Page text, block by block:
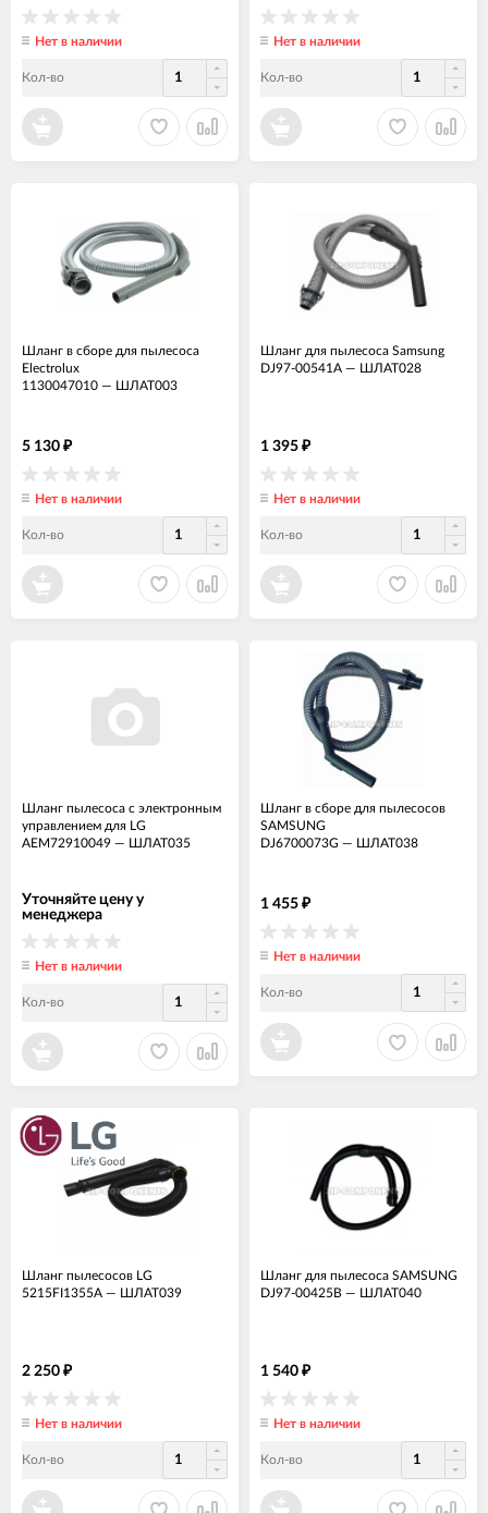
Нет в наличии
Кол-во
Нет в наличии
Кол-во
Шланг в сборе для пылесоса
Electrolux
1130047010 — ШЛАТ003
5 130 ₽
Нет в наличии
Кол-во
Шланг для пылесоса Samsung
DJ97-00541A — ШЛАТ028
1 395 ₽
Нет в наличии
Кол-во
Шланг пылесоса с электронным
управлением для LG
AEM72910049 — ШЛАТ035
Уточняйте цену у
менеджера
Нет в наличии
Кол-во
Шланг в сборе для пылесосов
SAMSUNG
DJ6700073G — ШЛАТ038
1 455 ₽
Нет в наличии
Кол-во
Шланг пылесосов LG
5215FI1355A — ШЛАТ039
2 250 ₽
Нет в наличии
Кол-во
Шланг для пылесоса SAMSUNG
DJ97-00425B — ШЛАТ040
1 540 ₽
Нет в наличии
Кол-во